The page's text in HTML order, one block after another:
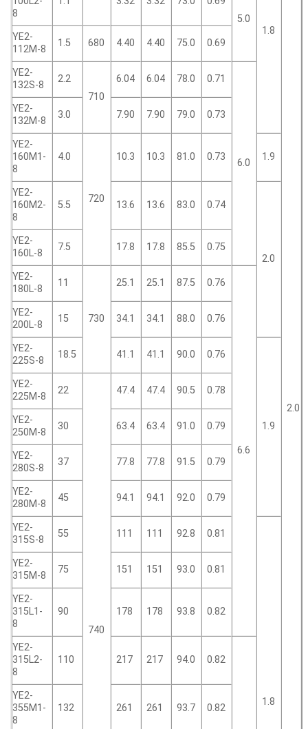
1.8
2.0
8
5.0
YE2-
112M-8
1.5 680 4.40 4.40 75.0 0.69
YE2-
132S-8
2.2
710
6.04 6.04 78.0 0.71
6.0
YE2-
132M-8
3.0 7.90 7.90 79.0 0.73
YE2-
160M1-
8
4.0
720
10.3 10.3 81.0 0.73 1.9
YE2-
160M2-
8
5.5 13.6 13.6 83.0 0.74
2.0
YE2-
160L-8
7.5 17.8 17.8 85.5 0.75
YE2-
180L-8
11
730
25.1 25.1 87.5 0.76
6.6
YE2-
200L-8
15 34.1 34.1 88.0 0.76
YE2-
225S-8
18.5 41.1 41.1 90.0 0.76
1.9
YE2-
225M-8
22
740
47.4 47.4 90.5 0.78
YE2-
250M-8
30 63.4 63.4 91.0 0.79
YE2-
280S-8
37 77.8 77.8 91.5 0.79
YE2-
280M-8
45 94.1 94.1 92.0 0.79
YE2-
315S-8
55 111 111 92.8 0.81
1.8
YE2-
315M-8
75 151 151 93.0 0.81
YE2-
315L1-
8
90 178 178 93.8 0.82
YE2-
315L2-
8
110 217 217 94.0 0.82
YE2-
355M1-
8
132 261 261 93.7 0.82